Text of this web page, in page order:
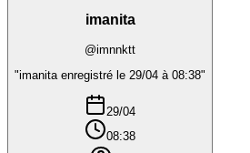
imanita
@imnnktt
"imanita enregistré le 29/04 à 08:38"
29/04
08:38